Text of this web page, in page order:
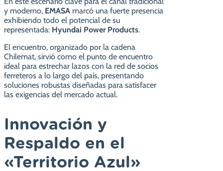
y moderno, EMASA marcó una fuerte presencia
exhibiendo todo el potencial de su
representada: Hyundai Power Products.
El encuentro, organizado por la cadena
Chilemat, sirvió como el punto de encuentro
ideal para estrechar lazos con la red de socios
ferreteros a lo largo del país, presentando
soluciones robustas diseñadas para satisfacer
las exigencias del mercado actual.
Innovación y
Respaldo en el
«Territorio Azul»